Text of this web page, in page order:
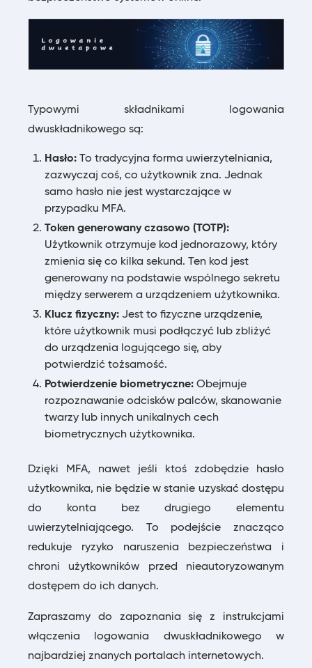
Typowymi składnikami logowania
dwuskładnikowego są:
Hasło: To tradycyjna forma uwierzytelniania,
zazwyczaj coś, co użytkownik zna. Jednak
samo hasło nie jest wystarczające w
przypadku MFA.
Token generowany czasowo (TOTP):
Użytkownik otrzymuje kod jednorazowy, który
zmienia się co kilka sekund. Ten kod jest
generowany na podstawie wspólnego sekretu
między serwerem a urządzeniem użytkownika.
Klucz fizyczny: Jest to fizyczne urządzenie,
które użytkownik musi podłączyć lub zbliżyć
do urządzenia logującego się, aby
potwierdzić tożsamość.
Potwierdzenie biometryczne: Obejmuje
rozpoznawanie odcisków palców, skanowanie
twarzy lub innych unikalnych cech
biometrycznych użytkownika.
Dzięki MFA, nawet jeśli ktoś zdobędzie hasło
użytkownika, nie będzie w stanie uzyskać dostępu
do konta bez drugiego elementu
uwierzytelniającego. To podejście znacząco
redukuje ryzyko naruszenia bezpieczeństwa i
chroni użytkowników przed nieautoryzowanym
dostępem do ich danych.
Zapraszamy do zapoznania się z instrukcjami
włączenia logowania dwuskładnikowego w
najbardziej znanych portalach internetowych.